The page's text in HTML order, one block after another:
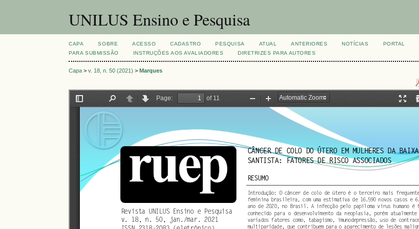
UNILUS Ensino e Pesquisa
CAPA SOBRE ACESSO CADASTRO PESQUISA ATUAL ANTERIORES NOTÍCIAS PORTAL
PARA SUBMISSÃO
INSTRUÇÕES AOS AVALIADORES DIRETRIZES PARA AUTORES
Capa >v. 18, n. 50 (2021) >Marques